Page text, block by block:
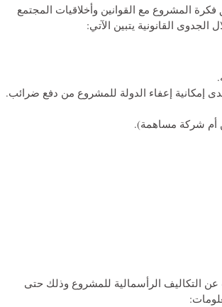
المشروع مع القوانين وأخلاقيات المجتمع
القانونية يتبين الآتي:
إمكانية إعفاء الدولة للمشروع من دفع ضرائب.
أم شركة مساهمة).
عن التكاليف الرأسمالية للمشروع وذلك حتى